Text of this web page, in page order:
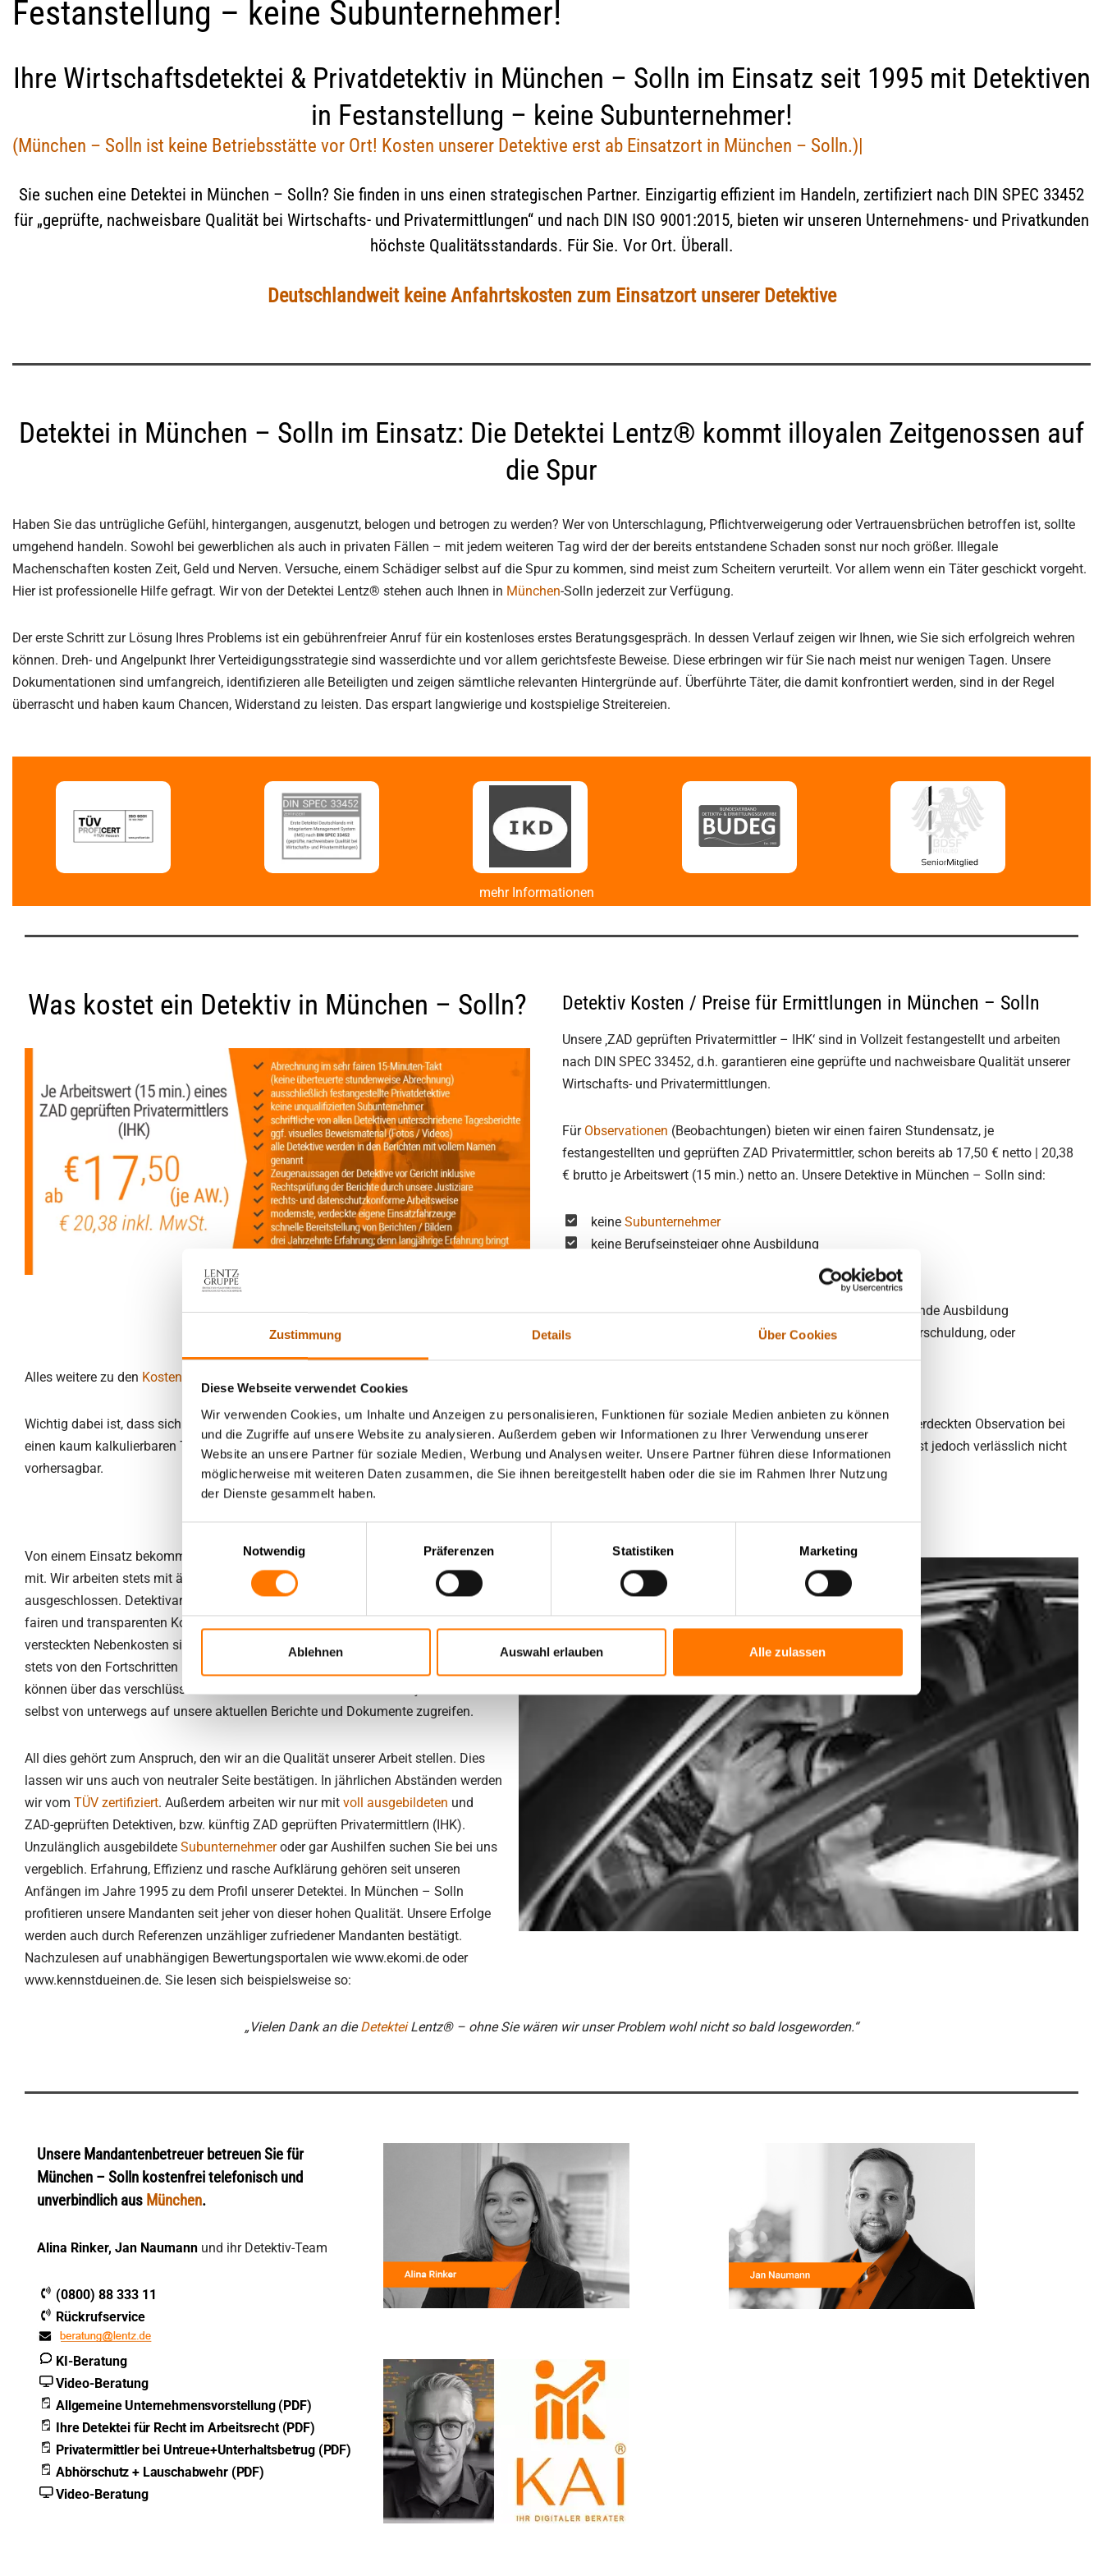
Zustimmung Details Über Cookies
Diese Webseite verwendet Cookies
Wir verwenden Cookies, um Inhalte und Anzeigen zu personalisieren, Funktionen für soziale Medien anbieten zu können
und die Zugriffe auf unsere Website zu analysieren. Außerdem geben wir Informationen zu Ihrer Verwendung unserer
Website an unsere Partner für soziale Medien, Werbung und Analysen weiter. Unsere Partner führen diese Informationen
möglicherweise mit weiteren Daten zusammen, die Sie ihnen bereitgestellt haben oder die sie im Rahmen Ihrer Nutzung
der Dienste gesammelt haben.
Notwendig
Präferenzen Statistiken Marketing
Ablehnen Auswahl erlauben Alle zulassen
Widerrechtlicher Unterhalt
Sorge­recht | Aufent­halts­be­stim­mungs­
Kindesrückführung | Kindesentzug
Personensuche | vermisste Personen
finden
Bonitätsermittlung
Drohbriefe
Widerrufsbelehrung (PDF)
Verleumdung | üble Nachrede
Versicherungsbetrug
Ermittlungen
Nebenbeschäftigung
Was ist erlaubt bei
Mitarbeiterbeobachtung
Compliance
Illegale Müllentsorgung
Verstoß gegen UWG
Lieferkettensorgfaltspflichtgesetz
Wettbewerbsbetrug
Vor Einsatzbeginn unserer Detektei
Lügendetektortest/Polygraphentest
Festanstellung – keine Subunternehmer!
Ihre Wirtschaftsdetektei & Privatdetektiv in München – Solln im Einsatz seit 1995 mit Detektiven
in Festanstellung – keine Subunternehmer!
(München – Solln ist keine Betriebsstätte vor Ort! Kosten unserer Detektive erst ab Einsatzort in München – Solln.)|
Sie suchen eine Detektei in München – Solln? Sie finden in uns einen strategischen Partner. Einzigartig effizient im Handeln, zertifiziert nach DIN SPEC 33452
für „geprüfte, nachweisbare Qualität bei Wirtschafts- und Privatermittlungen“ und nach DIN ISO 9001:2015, bieten wir unseren Unternehmens- und Privatkunden
höchste Qualitätsstandards. Für Sie. Vor Ort. Überall.
Deutschlandweit keine Anfahrtskosten zum Einsatzort unserer Detektive
Detektei in München – Solln im Einsatz: Die Detektei Lentz® kommt illoyalen Zeitgenossen auf
die Spur
Haben Sie das untrügliche Gefühl, hintergangen, ausgenutzt, belogen und betrogen zu werden? Wer von Unterschlagung, Pflichtverweigerung oder Vertrauensbrüchen betroffen ist, sollte
umgehend handeln. Sowohl bei gewerblichen als auch in privaten Fällen – mit jedem weiteren Tag wird der der bereits entstandene Schaden sonst nur noch größer. Illegale
Machenschaften kosten Zeit, Geld und Nerven. Versuche, einem Schädiger selbst auf die Spur zu kommen, sind meist zum Scheitern verurteilt. Vor allem wenn ein Täter geschickt vorgeht.
Hier ist professionelle Hilfe gefragt. Wir von der Detektei Lentz® stehen auch Ihnen in München-Solln jederzeit zur Verfügung.
Der erste Schritt zur Lösung Ihres Problems ist ein gebührenfreier Anruf für ein kostenloses erstes Beratungsgespräch. In dessen Verlauf zeigen wir Ihnen, wie Sie sich erfolgreich wehren
können. Dreh- und Angelpunkt Ihrer Verteidigungsstrategie sind wasserdichte und vor allem gerichtsfeste Beweise. Diese erbringen wir für Sie nach meist nur wenigen Tagen. Unsere
Dokumentationen sind umfangreich, identifizieren alle Beteiligten und zeigen sämtliche relevanten Hintergründe auf. Überführte Täter, die damit konfrontiert werden, sind in der Regel
überrascht und haben kaum Chancen, Widerstand zu leisten. Das erspart langwierige und kostspielige Streitereien.
mehr Informationen
Was kostet ein Detektiv in München – Solln? Detektiv Kosten / Preise für Ermittlungen in München – Solln
Unsere ‚ZAD geprüften Privatermittler – IHK‘ sind in Vollzeit festangestellt und arbeiten
nach DIN SPEC 33452, d.h. garantieren eine geprüfte und nachweisbare Qualität unserer
Wirtschafts- und Privatermittlungen.
Für Observationen (Beobachtungen) bieten wir einen fairen Stundensatz, je
festangestellten und geprüften ZAD Privatermittler, schon bereits ab 17,50 € netto | 20,38
€ brutto je Arbeitswert (15 min.) netto an. Unsere Detektive in München – Solln sind:
keine Subunternehmer
keine Berufseinsteiger ohne Ausbildung
keine ungelernten Detektive ohne anerkannte, qualifizierende Ausbildung
keine Detektive mit zweifelhaftem Leumund, privater Überschuldung, oder
Alles weitere zu den Kosten unserer Detektei finden Sie hier
Wichtig dabei ist, dass sich nicht jeder Schritt im voraus kalkulieren lässt. Wer eine Detektei beauftragt, sollte daher unbedingt beachten, dass es bei jeder verdeckten Observation bei
einen kaum kalkulierbaren Teil der Kosten gibt, welcher stets durch das Verhalten eines Dritten – nämlich der Zielperson – bestimmt wird. Deren Verhalten ist jedoch verlässlich nicht
vorhersagbar.
Von einem Einsatz bekommen weder die Betroffenen noch die Außenwelt etwas
mit. Wir arbeiten stets mit äußerster Diskretion. Rufschädigungen sind von Anfang
ausgeschlossen. Detektivarbeit ist Vertrauenssache. Dazu gehört auch, dass wir zu
fairen und transparenten Konditionen arbeiten. So sind Sie bei uns etwa vor
versteckten Nebenkosten sicher. Auch können Sie sich während eines Einsatzes
stets von den Fortschritten unserer Ermittlungen überzeugen. Unsere Kunden
können über das verschlüsselte Online-Portal Lentz Membersclub® jederzeit und
selbst von unterwegs auf unsere aktuellen Berichte und Dokumente zugreifen.
All dies gehört zum Anspruch, den wir an die Qualität unserer Arbeit stellen. Dies
lassen wir uns auch von neutraler Seite bestätigen. In jährlichen Abständen werden
wir vom TÜV zertifiziert. Außerdem arbeiten wir nur mit voll ausgebildeten und
ZAD-geprüften Detektiven, bzw. künftig ZAD geprüften Privatermittlern (IHK).
Unzulänglich ausgebildete Subunternehmeroder gar Aushilfen suchen Sie bei uns
vergeblich. Erfahrung, Effizienz und rasche Aufklärung gehören seit unseren
Anfängen im Jahre 1995 zu dem Profil unserer Detektei. In München – Solln
profitieren unsere Mandanten seit jeher von dieser hohen Qualität. Unsere Erfolge
werden auch durch Referenzen unzähliger zufriedener Mandanten bestätigt.
Nachzulesen auf unabhängigen Bewertungsportalen wie www.ekomi.de oder
www.kennstdueinen.de. Sie lesen sich beispielsweise so:
„Vielen Dank an dieDetekteiLentz® – ohne Sie wären wir unser Problem wohl nicht so bald losgeworden.“
Unsere Mandantenbetreuer betreuen Sie für
München – Solln kostenfrei telefonisch und
unverbindlich aus München.
Alina Rinker, Jan Naumann und ihr Detektiv-Team
(0800) 88 333 11
Rückrufservice
KI-Beratung
Video-Beratung
Allgemeine Unternehmensvorstellung (PDF)
Ihre Detektei für Recht im Arbeitsrecht (PDF)
Privatermittler bei Untreue+Unterhaltsbetrug (PDF)
Abhörschutz + Lauschabwehr (PDF)
Video-Beratung